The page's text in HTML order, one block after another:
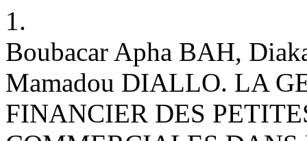
1.
Boubacar Apha BAH,
Mamadou DIALLO. LA
FINANCIER DES